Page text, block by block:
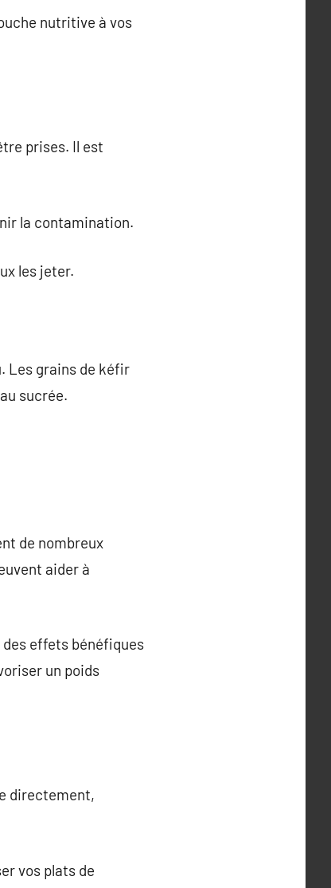
nutritive à vos
prises. Il est
la contamination.
les jeter.
Les grains de kéfir
sucrée.
de nombreux
aider à
effets bénéfiques
un poids
directement,
vos plats de